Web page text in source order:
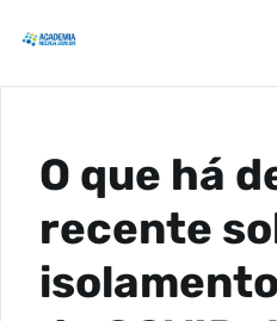
O que há
recente